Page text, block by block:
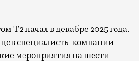
Т2 начал в декабре 2025 года.
специалисты компании
мероприятия на шести